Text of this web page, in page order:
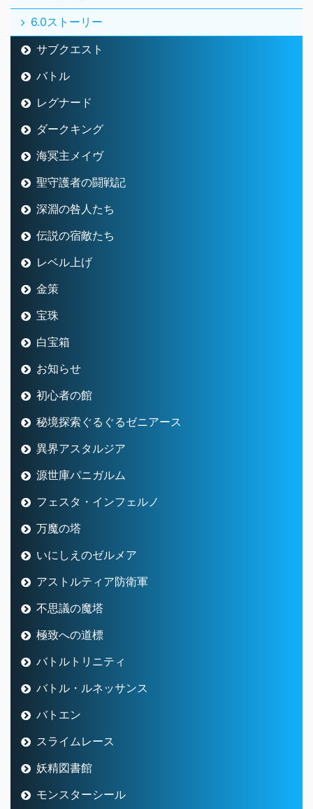
6.0ストーリー
サブクエスト
バトル
レグナード
ダークキング
海冥主メイヴ
聖守護者の闘戦記
深淵の咎人たち
伝説の宿敵たち
レベル上げ
金策
宝珠
白宝箱
お知らせ
初心者の館
秘境探索ぐるぐるゼニアース
異界アスタルジア
源世庫パニガルム
フェスタ・インフェルノ
万魔の塔
いにしえのゼルメア
アストルティア防衛軍
不思議の魔塔
極致への道標
バトルトリニティ
バトル・ルネッサンス
バトエン
スライムレース
妖精図書館
モンスターシール